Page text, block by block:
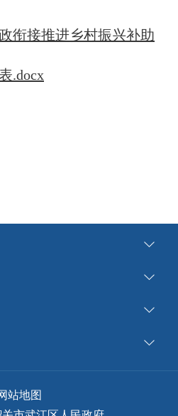
衔接推进乡村振兴补助
.docx
站地图